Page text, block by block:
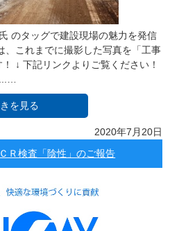
のタッグで建設現場の魅力を発信
、これまでに撮影した写真を「工事
↓ 下記リンクよりご覧ください！
を見る
2020年7月20日
Ｒ検査「陰性」のご報告